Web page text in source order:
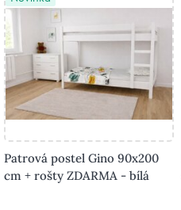
Patrová postel Gino 90x200
cm + rošty ZDARMA - bílá